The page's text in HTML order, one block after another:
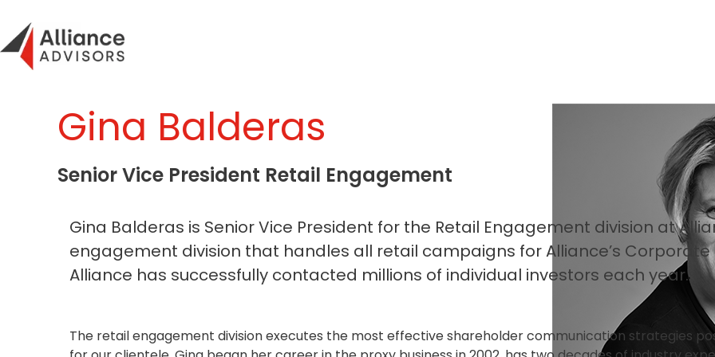
content
Gina Balderas
Senior Vice President Retail Engagement
Gina Balderas is Senior Vice President for the Retail Engagement division at
engagement division that handles all retail campaigns for Alliance’s
Alliance has successfully contacted millions of individual investors each year.
The retail engagement division executes the most effective shareholder communication strategies